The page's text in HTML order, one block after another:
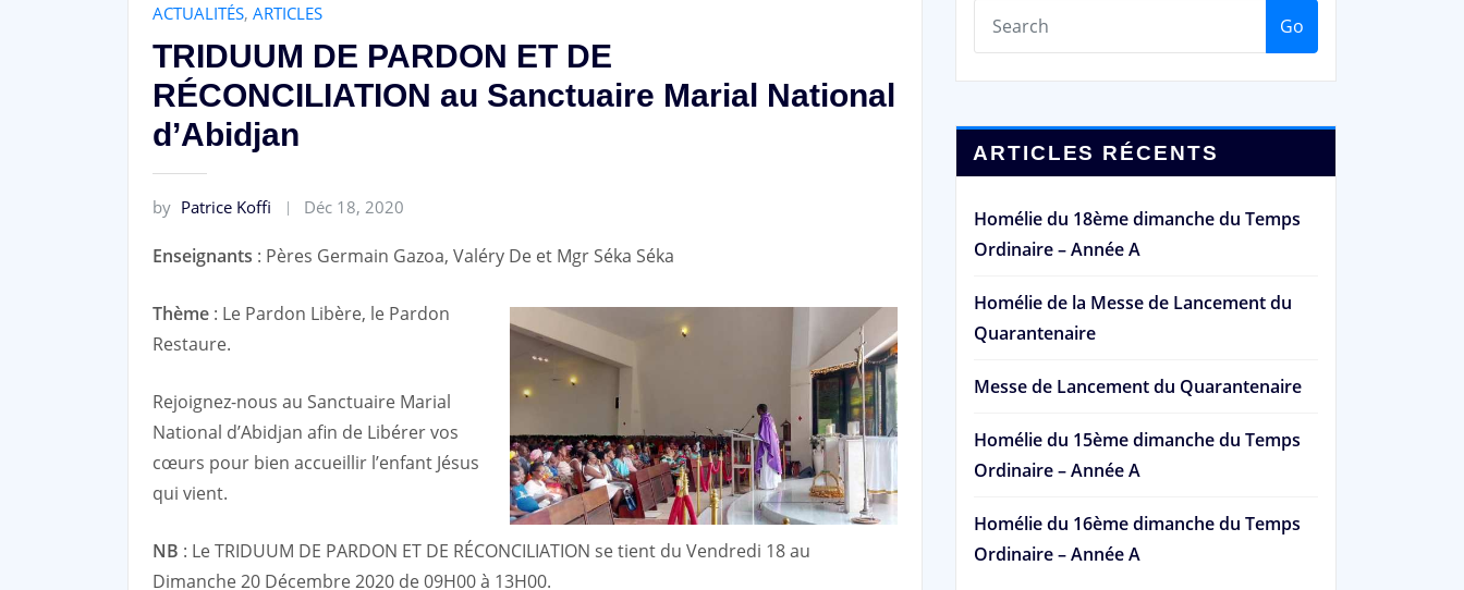
ACTUALITÉS, ARTICLES
TRIDUUM DE PARDON ET DE
RÉCONCILIATION au Sanctuaire Marial National
d’Abidjan
by Patrice Koffi Déc 18, 2020
Enseignants : Pères Germain Gazoa, Valéry De et Mgr Séka Séka
Thème : Le Pardon Libère, le Pardon
Restaure.
Rejoignez-nous au Sanctuaire Marial
National d’Abidjan afin de Libérer vos
cœurs pour bien accueillir l’enfant Jésus
qui vient.
NB : Le TRIDUUM DE PARDON ET DE RÉCONCILIATION se tient du Vendredi 18 au
Dimanche 20 Décembre 2020 de 09H00 à 13H00.
Go
ARTICLES RÉCENTS
Homélie du 18ème dimanche du Temps
Ordinaire – Année A
Homélie de la Messe de Lancement du
Quarantenaire
Messe de Lancement du Quarantenaire
Homélie du 15ème dimanche du Temps
Ordinaire – Année A
Homélie du 16ème dimanche du Temps
Ordinaire – Année A